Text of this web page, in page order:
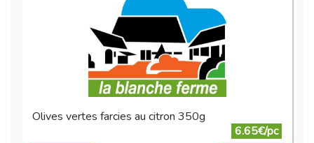
Olives vertes farcies au citron 350g
6.65€/pc